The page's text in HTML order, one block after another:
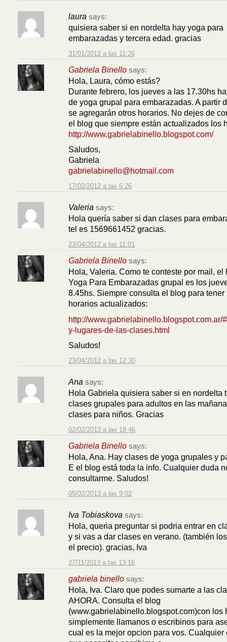
laura says:
31/01/2012 a las 11:26
quisiera saber si en nordelta hay yoga para
embarazadas y tercera edad. gracias
Gabriela Binello says:
17/02/2012 a las 6:26
Hola, Laura, cómo estás?
Durante febrero, los jueves a las 17.30hs
de yoga grupal para embarazadas. A partir
se agregarán otros horarios. No dejes de
el blog que siempre están actualizados los
http://www.gabrielabinello.blogspot.com/
Saludos,
Gabriela
gabrielabinello@hotmail.com
Valeria says:
23/04/2012 a las 11:01
Hola quería saber si dan clases para
tel es 1569661452 gracias.
Gabriela Binello says:
23/04/2012 a las 12:30
Hola, Valeria. Como te conteste por mail, el
Yoga Para Embarazadas grupal es los
8.45hs. Siempre consulta el blog para tener
horarios actualizados:
http://
y-lugares-de-las-clases.html
Saludos!
Ana says:
02/02/2013 a las 18:46
Hola Gabriela quisiera saber si en nordelta
clases grupales para adultos en las
clases para niños. Gracias
Gabriela Binello says:
05/02/2013 a las 9:02
Hola, Ana. Hay clases de yoga grupales y
E el blog está toda la info. Cualquier duda
consultarme. Saludos!
Iva Tobiaskova says:
27/11/2013 a las 13:16
Hola, queria preguntar si podria entrar en
y si vas a dar clases en verano. (también
el precio). gracias, Iva
gabriela binello says:
Hola, Iva. Claro que podes sumarte a las
AHORA. Consulta el blog
(www.gabrielabinello.blogspot.com)con los
simplemente llamanos o escribinos para
cual es la mejor opcion para vos. Cualquier